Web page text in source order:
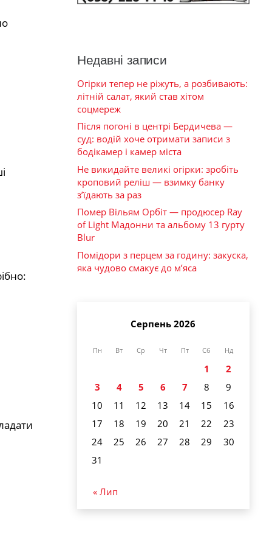
Недавні записи
Огірки тепер не ріжуть, а розбивають:
літній салат, який став хітом
соцмереж
Після погоні в центрі Бердичева —
суд: водій хоче отримати записи з
бодікамер і камер міста
Не викидайте великі огірки: зробіть
кроповий реліш — взимку банку
з’їдають за раз
Помер Вільям Орбіт — продюсер Ray
of Light Мадонни та альбому 13 гурту
Blur
Помідори з перцем за годину: закуска,
яка чудово смакує до м’яса
Серпень 2026
Пн Вт Ср Чт Пт Сб Нд
1
2
3
4 5 6 7 8
9
10
11 12 13 14 15
16
17
18 19 20 21 22
23
24
25 26 27 28 29
30
31
« Лип